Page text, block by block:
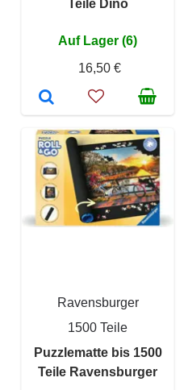
Teile Dino
Auf Lager (6)
16,50 €
Ravensburger
1500 Teile
Puzzlematte bis 1500
Teile Ravensburger